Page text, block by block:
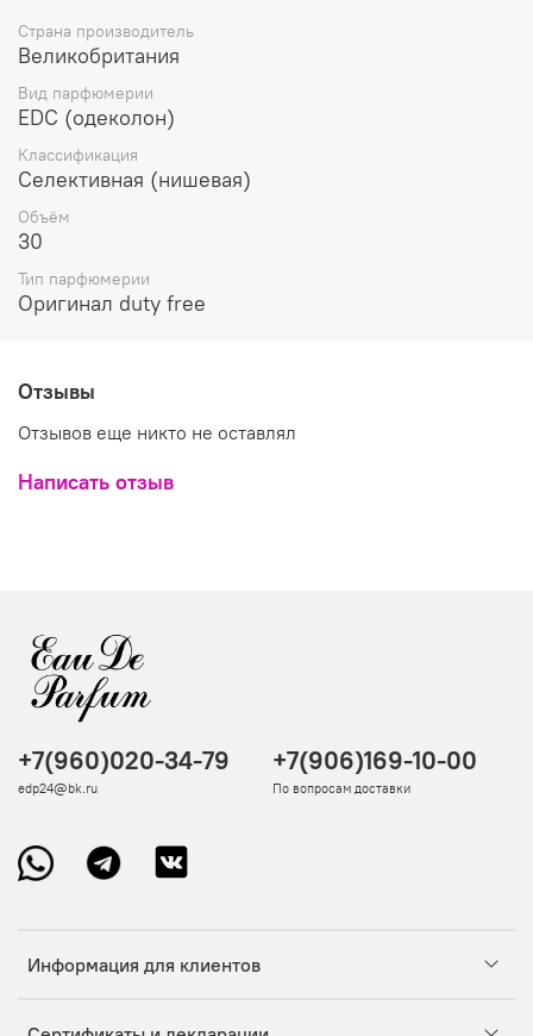
часто морские приливы оставляют на английских
пляжах, теплым, пряным мускатным шалфеем и
игристой, чуть терпкой свежестью грейпфрута.
Страна производитель
Великобритания
Вид парфюмерии
EDC (одеколон)
Классификация
Селективная (нишевая)
Объём
30
Тип парфюмерии
Оригинал duty free
Отзывы
Отзывов еще никто не оставлял
Написать отзыв
Информация для клиентов
+7(960)020-34-79
edp24@bk.ru
+7(906)169-10-00
По вопросам доставки